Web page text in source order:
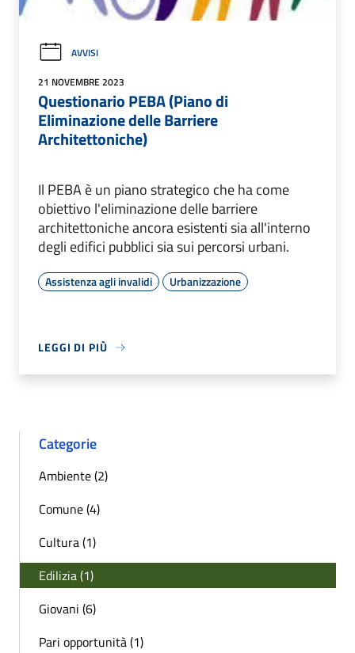
AVVISI
21 NOVEMBRE 2023
Questionario PEBA (Piano di
Eliminazione delle Barriere
Architettoniche)
Il PEBA è un piano strategico che ha come
obiettivo l'eliminazione delle barriere
architettoniche ancora esistenti sia all'interno
degli edifici pubblici sia sui percorsi urbani.
Assistenza agli invalidi Urbanizzazione
LEGGI DI PIÙ
Categorie
Ambiente (2)
Comune (4)
Cultura (1)
Edilizia (1)
Giovani (6)
Pari opportunità (1)